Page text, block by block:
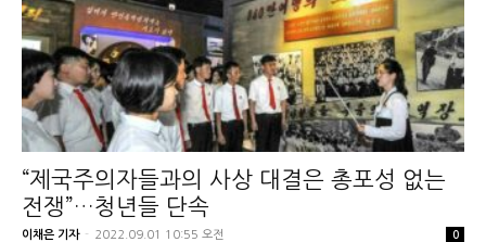
“제국주의자들과의 사상 대결은 총포성 없는
전쟁”…청년들 단속
이채은 기자 - 2022.09.01 10:55 오전 0